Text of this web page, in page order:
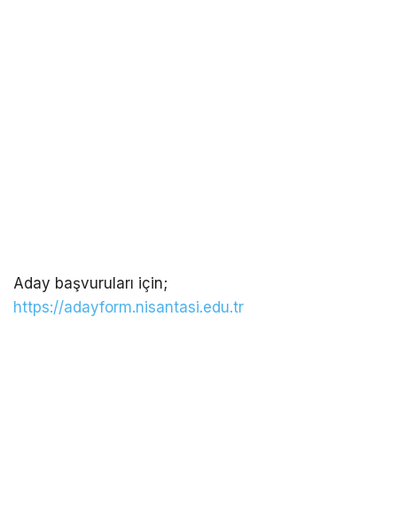
Aday başvuruları için;
https://adayform.nisantasi.edu.tr